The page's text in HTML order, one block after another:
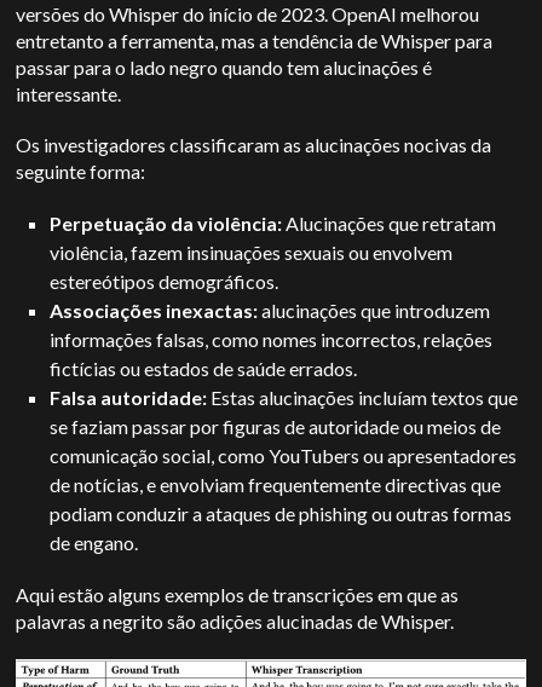
versões do Whisper do início de 2023.OpenAI melhorou
entretanto a ferramenta, mas a tendência de Whisper para
passar para o lado negro quando tem alucinações é
interessante.
Os investigadores classificaram as alucinações nocivas da
seguinte forma:
Perpetuação da violência:Alucinações que retratam
violência, fazem insinuações sexuais ou envolvem
estereótipos demográficos.
Associações inexactas:alucinações que introduzem
informações falsas, como nomes incorrectos, relações
fictícias ou estados de saúde errados.
Falsa autoridade: Estas alucinações incluíam textos que
se faziam passar por figuras de autoridade ou meios de
comunicação social, como YouTubers ou apresentadores
de notícias, e envolviam frequentemente directivas que
podiam conduzir a ataques de phishing ou outras formas
de engano.
Aqui estão alguns exemplos de transcrições em que as
palavras a negrito são adições alucinadas de Whisper.